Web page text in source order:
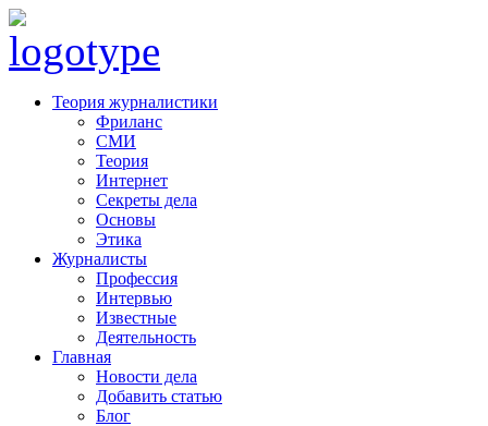
Теория журналистики
Фриланс
СМИ
Теория
Интернет
Секреты дела
Основы
Этика
Журналисты
Профессия
Интервью
Известные
Деятельность
Главная
Новости дела
Добавить статью
Блог